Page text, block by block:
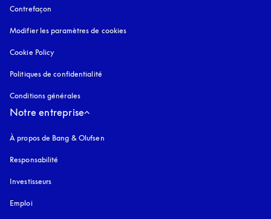
Contrefaçon
Modifier les paramètres de cookies
Cookie Policy
Politiques de confidentialité
Conditions générales
Notre entreprise
À propos de Bang & Olufsen
Responsabilité
Investisseurs
Emploi